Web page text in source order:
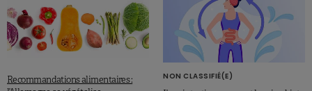
Recommandations alimentaires :
NON CLASSIFIÉ(E)